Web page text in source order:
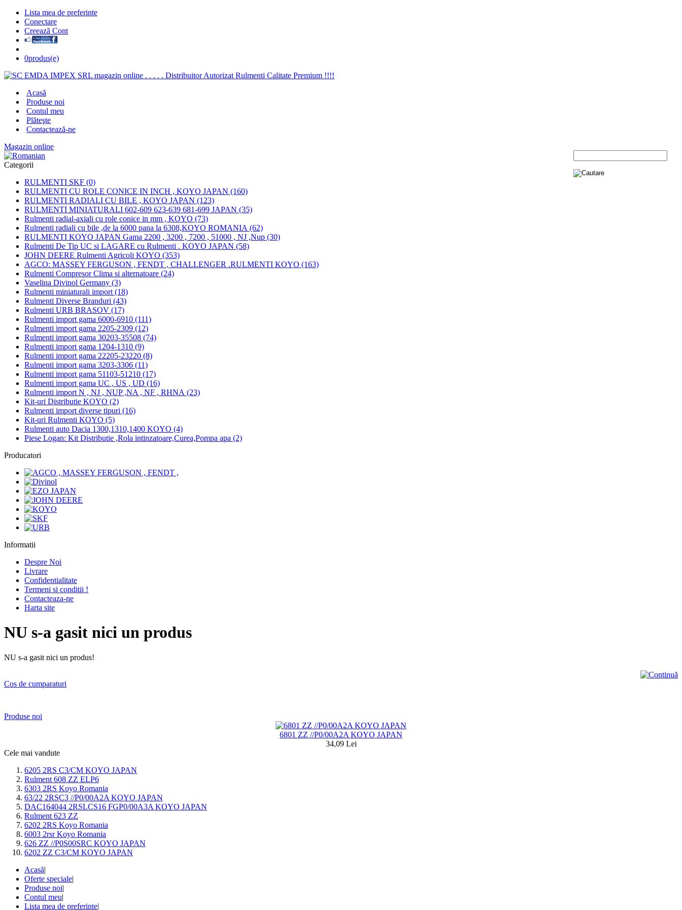
Lista mea de preferinte
Conectare
Creează Cont
0produs(e)
Acasă
Produse noi
Contul meu
Plăteşte
Contactează-ne
Magazin online
Categorii
RULMENTI SKF (0)
RULMENTI CU ROLE CONICE IN INCH , KOYO JAPAN (160)
RULMENTI RADIALI CU BILE , KOYO JAPAN (123)
RULMENTI MINIATURALI 602-609 623-639 681-699 JAPAN (35)
Rulmenti radial-axiali cu role conice in mm , KOYO (73)
Rulmenti radiali cu bile ,de la 6000 pana la 6308,KOYO ROMANIA (62)
RULMENTI KOYO JAPAN Gama 2200 , 3200 , 7200 , 51000 , NJ ,Nup (30)
Rulmenti De Tip UC si LAGARE cu Rulmenti . KOYO JAPAN (58)
JOHN DEERE Rulmenti Agricoli KOYO (353)
AGCO: MASSEY FERGUSON , FENDT , CHALLENGER .RULMENTI KOYO (163)
Rulmenti Compresor Clima si alternatoare (24)
Vaselina Divinol Germany (3)
Rulmenti miniaturali import (18)
Rulmenti Diverse Branduri (43)
Rulmenti URB BRASOV (17)
Rulmenti import gama 6000-6910 (111)
Rulmenti import gama 2205-2309 (12)
Rulmenti import gama 30203-35508 (74)
Rulmenti import gama 1204-1310 (9)
Rulmenti import gama 22205-23220 (8)
Rulmenti import gama 3203-3306 (11)
Rulmenti import gama 51103-51210 (17)
Rulmenti import gama UC , US , UD (16)
Rulmenti import N , NJ , NUP ,NA , NF , RHNA (23)
Kit-uri Distributie KOYO (2)
Rulmenti import diverse tipuri (16)
Kit-uri Rulmenti KOYO (5)
Rulmenti auto Dacia 1300,1310,1400 KOYO (4)
Piese Logan: Kit Distributie ,Rola intinzatoare,Curea,Pompa apa (2)
Producatori
Informatii
Despre Noi
Livrare
Confidentialitate
Termeni si conditii !
Contacteaza-ne
Harta site
NU s-a gasit nici un produs
NU s-a gasit nici un produs!
Cos de cumparaturi
Produse noi
6801 ZZ //P0/00A2A KOYO JAPAN
34,09 Lei
Cele mai vandute
6205 2RS C3/CM KOYO JAPAN
Rulment 608 ZZ ELP6
6303 2RS Koyo Romania
63/22 2RSC3 //P0/00A2A KOYO JAPAN
DAC164044 2RSLCS16 FGP0/00A3A KOYO JAPAN
Rulment 623 ZZ
6202 2RS Koyo Romania
6003 2rsr Koyo Romania
626 ZZ //P0S00SRC KOYO JAPAN
6202 ZZ C3/CM KOYO JAPAN
Acasă|
Oferte speciale|
Produse noi|
Contul meu|
Lista mea de preferinte|